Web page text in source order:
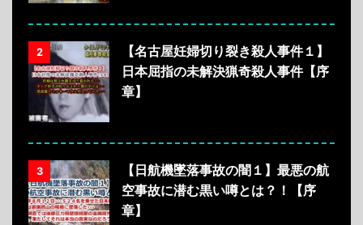
2
【名古屋妊婦切り裂き殺人事件１】
日本屈指の未解決猟奇殺人事件【序
章】
3
【日航機墜落事故の闇１】最悪の航
空事故に潜む黒い噂とは？！【序
章】